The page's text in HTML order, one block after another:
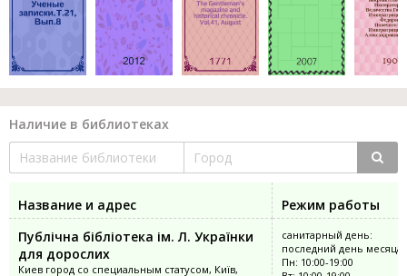
Наличие в библиотеках
Название и адрес
Режим работы
Публічна бібліотека ім. Л. Українки
для дорослих
Киев город со специальным статусом, Київ,
санитарный день:
последний день месяца
Пн: 10:00-19:00